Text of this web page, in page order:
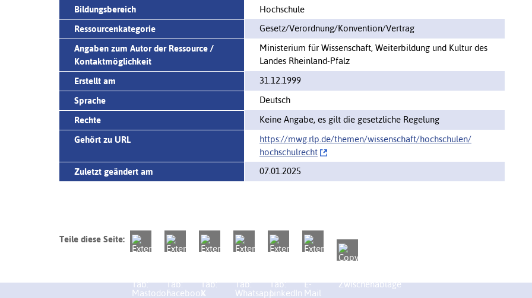
Bildungsbereich
Hochschule
Ressourcenkategorie
Gesetz/Verordnung/Konvention/Vertrag
Angaben zum Autor der Ressource /
Kontaktmöglichkeit
Ministerium für Wissenschaft, Weiterbildung und Kultur des
Landes Rheinland-Pfalz
Erstellt am
31.12.1999
Sprache
Deutsch
Rechte
Keine Angabe, es gilt die gesetzliche Regelung
Gehört zu URL
https://mwg.rlp.de/themen/wissenschaft/hochschulen/‌
hochschulrecht
Zuletzt geändert am
07.01.2025
Teile diese Seite: